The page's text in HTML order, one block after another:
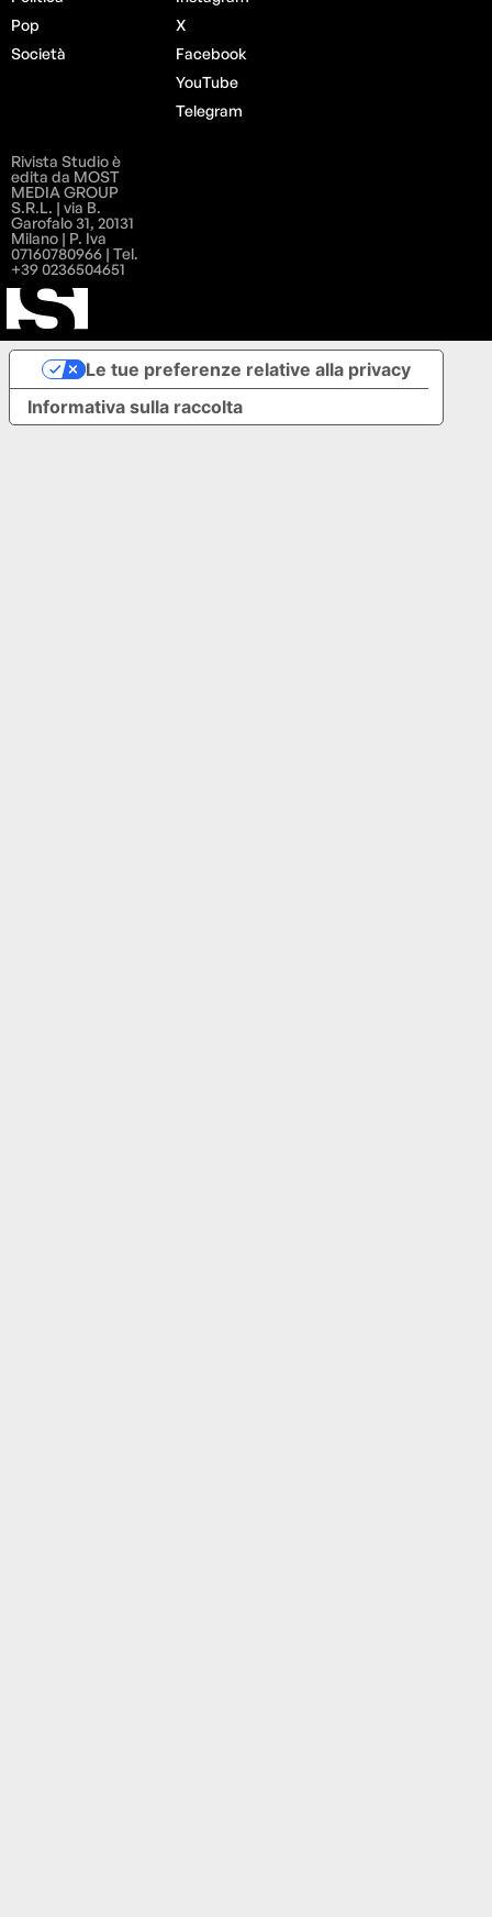
Pop
Società
X
Facebook
YouTube
Telegram
Rivista Studio è
edita da MOST
MEDIA GROUP
S.R.L. | via B.
Garofalo 31, 20131
Milano | P. Iva
07160780966 | Tel.
+39 0236504651
Informativa sulla raccolta
Le tue preferenze relative alla privacy